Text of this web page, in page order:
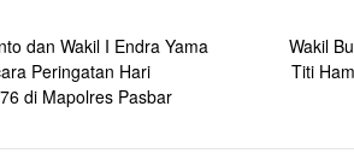
dan Wakil I Endra Yama
Peringatan Hari
di Mapolres Pasbar
Wakil
Titi